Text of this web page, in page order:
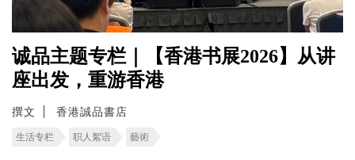
诚品主题专栏｜【香港书展2026】从讲
座出发，重游香港
撰文 香港誠品書店
生活专栏 职人絮语 藝術